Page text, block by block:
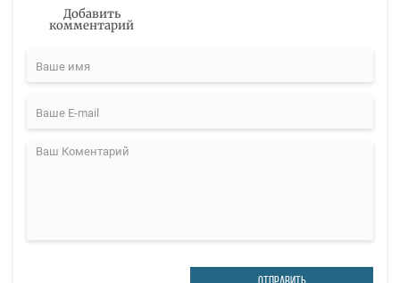
Добавить
комментарий